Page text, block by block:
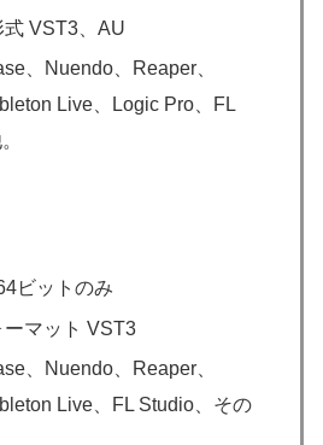
VST3、AU
、Nuendo、Reaper、
Live、Logic Pro、FL
ビットのみ
マット VST3
、Nuendo、Reaper、
Live、FL Studio、その